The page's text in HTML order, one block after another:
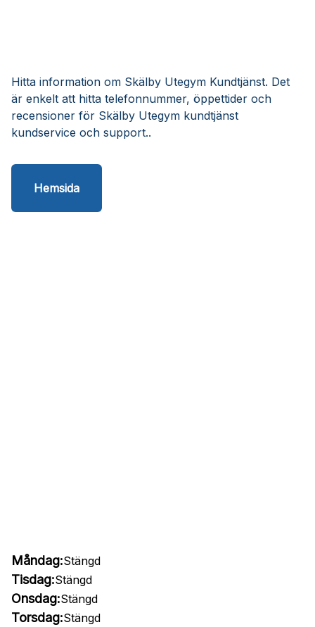
Hitta information om Skälby Utegym Kundtjänst. Det
är enkelt att hitta telefonnummer, öppettider och
recensioner för Skälby Utegym kundtjänst
kundservice och support..
Hemsida
Måndag:Stängd
Tisdag:Stängd
Onsdag:Stängd
Torsdag:Stängd